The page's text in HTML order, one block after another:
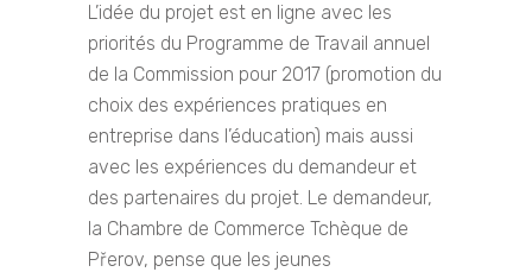
L’idée du projet est en ligne avec les
priorités du Programme de Travail annuel
de la Commission pour 2017 (promotion du
choix des expériences pratiques en
entreprise dans l’éducation) mais aussi
avec les expériences du demandeur et
des partenaires du projet. Le demandeur,
la Chambre de Commerce Tchèque de
Přerov, pense que les jeunes